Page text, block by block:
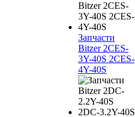
Запчасти
Bitzer 2CES-
3Y-40S 2CES-
4Y-40S